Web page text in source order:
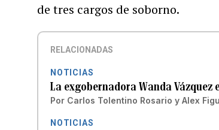
de tres cargos de soborno.
RELACIONADAS
NOTICIAS
La exgobernadora Wanda
Por Carlos Tolentino Rosario yAlex
NOTICIAS